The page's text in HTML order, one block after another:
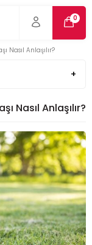
0
Nasıl Anlaşılır?
Nasıl Anlaşılır?